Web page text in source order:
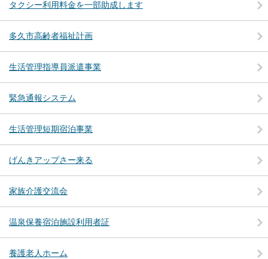
タクシー利用料金を一部助成します
多久市高齢者福祉計画
生活管理指導員派遣事業
緊急通報システム
生活管理短期宿泊事業
げんきアップさー来る
家族介護交流会
温泉保養宿泊施設利用者証
養護老人ホーム